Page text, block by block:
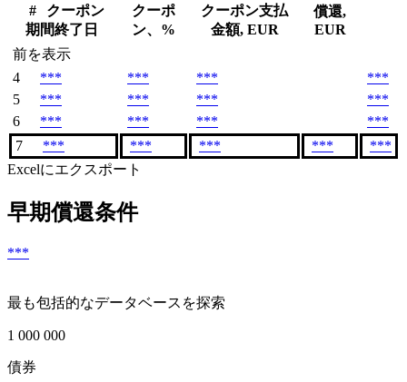
#
クーポン
期間終了日
クーポ
ン、%
クーポン支払
金額, EUR
償還,
EUR
前を表示
4
*** *** ***
***
5
*** *** ***
***
6
*** *** ***
***
7
*** *** *** ***
***
Excelにエクスポート
早期償還条件
***
最も包括的なデータベースを探索
1 000 000
債券